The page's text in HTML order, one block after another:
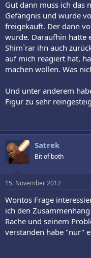
Gut dann muss ich das
Gefängnis und wurde
freigekauft. Der dann
wurde. Daraufhin hatte
Shim`rar ihn auch
auf mich reagiert hat,
machen wollen. Was
Und unter anderem
Figur zu sehr
Satrek
Bit of both
15. November 2012
Wontos Frage
ich den
Rache und seinem
verstanden habe "nur"